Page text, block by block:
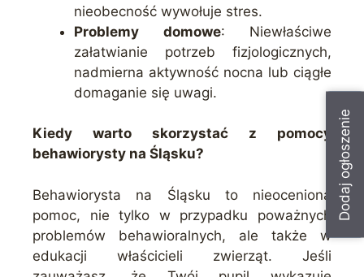
Dodaj ogłoszenie
nieobecność wywołuje stres.
Problemy domowe: Niewłaściwe
załatwianie potrzeb fizjologicznych,
nadmierna aktywność nocna lub ciągłe
domaganie się uwagi.
Kiedy warto skorzystać z pomocy
behawiorysty na Śląsku?
Behawiorysta na Śląsku to nieoceniona
pomoc, nie tylko w przypadku poważnych
problemów behawioralnych, ale także w
edukacji właścicieli zwierząt. Jeśli